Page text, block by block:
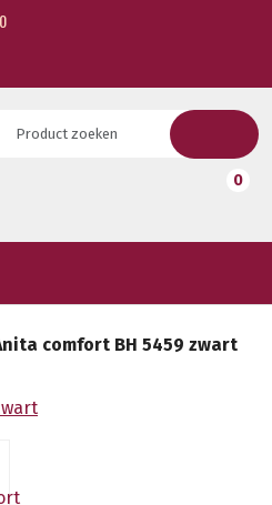
0
comfort BH 5459 zwart